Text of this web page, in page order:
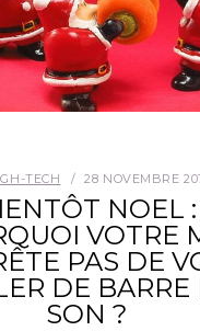
TECH 28 NOVEMBRE
NOEL :
VOTRE
PAS DE
DE BARRE
SON ?